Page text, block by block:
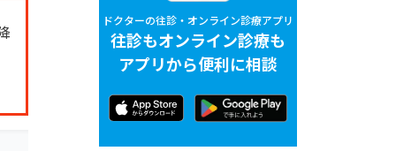
ドクターの往診・オンライン診療アプリ
往診もオンライン診療も
アプリから便利に相談